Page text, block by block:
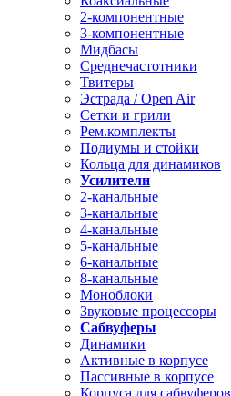
2-компонентные
3-компонентные
Мидбасы
Среднечастотники
Твитеры
Эстрада / Open Air
Сетки и грили
Рем.комплекты
Подиумы и стойки
Кольца для динамиков
Усилители
2-канальные
3-канальные
4-канальные
5-канальные
6-канальные
8-канальные
Моноблоки
Звуковые процессоры
Сабвуферы
Динамики
Активные в корпусе
Пассивные в корпусе
Корпуса для сабвуферов